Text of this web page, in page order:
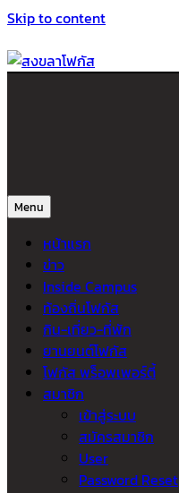
Skip to content
Menu
หน้าแรก
ข่าว
Inside Campus
ท้องถิ่นโฟกัส
กิน-เที่ยว-ที่พัก
ยานยนต์โฟกัส
โฟกัส พร็อพเพอร์ตี้
สมาชิก
เข้าสู่ระบบ
สมัครสมาชิก
User
Password Reset